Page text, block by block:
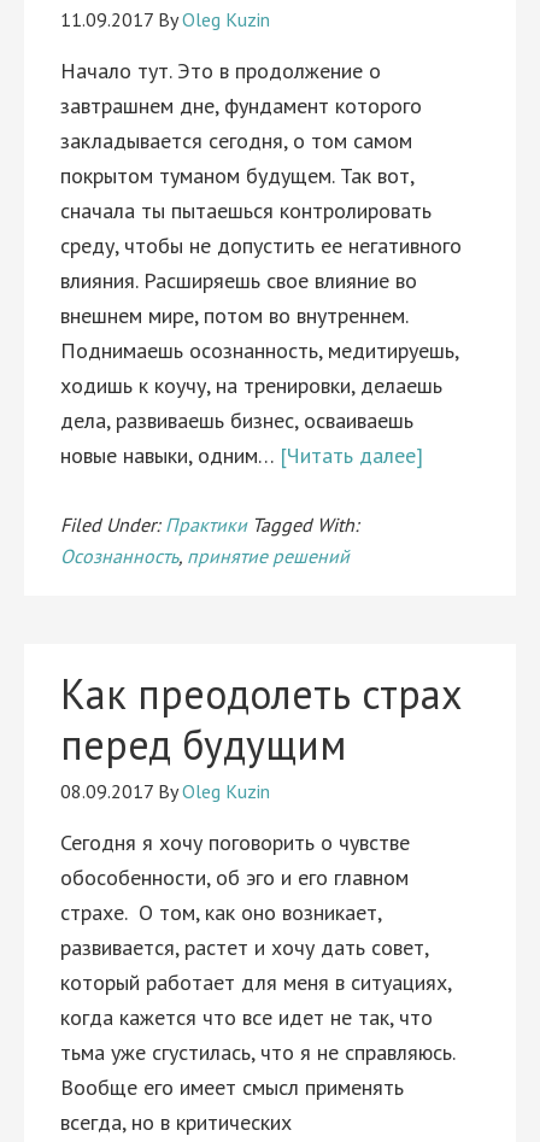
11.09.2017 ByOleg Kuzin
Начало тут. Это в продолжение о
завтрашнем дне, фундамент которого
закладывается сегодня, о том самом
покрытом туманом будущем. Так вот,
сначала ты пытаешься контролировать
среду, чтобы не допустить ее негативного
влияния. Расширяешь свое влияние во
внешнем мире, потом во внутреннем.
Поднимаешь осознанность, медитируешь,
ходишь к коучу, на тренировки, делаешь
дела, развиваешь бизнес, осваиваешь
новые навыки, одним… [Читать далее]
Filed Under: Практики Tagged With:
Осознанность, принятие решений
Как преодолеть страх
перед будущим
08.09.2017 ByOleg Kuzin
Сегодня я хочу поговорить о чувстве
обособенности, об эго и его главном
страхе. О том, как оно возникает,
развивается, растет и хочу дать совет,
который работает для меня в ситуациях,
когда кажется что все идет не так, что
тьма уже сгустилась, что я не справляюсь.
Вообще его имеет смысл применять
всегда, но в критических